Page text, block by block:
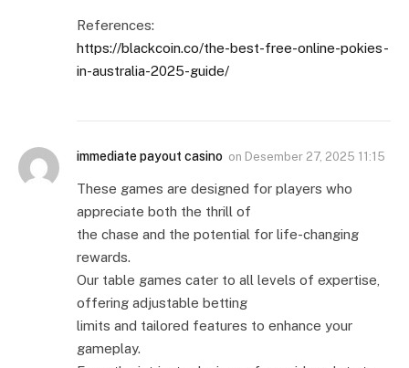
References:
https://blackcoin.co/the-best-free-online-pokies-
in-australia-2025-guide/
immediate payout casino on Desember 27, 2025 11:15
These games are designed for players who
appreciate both the thrill of
the chase and the potential for life-changing
rewards.
Our table games cater to all levels of expertise,
offering adjustable betting
limits and tailored features to enhance your
gameplay.